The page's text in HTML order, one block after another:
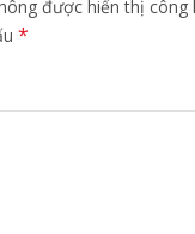
được hiển thị công
*